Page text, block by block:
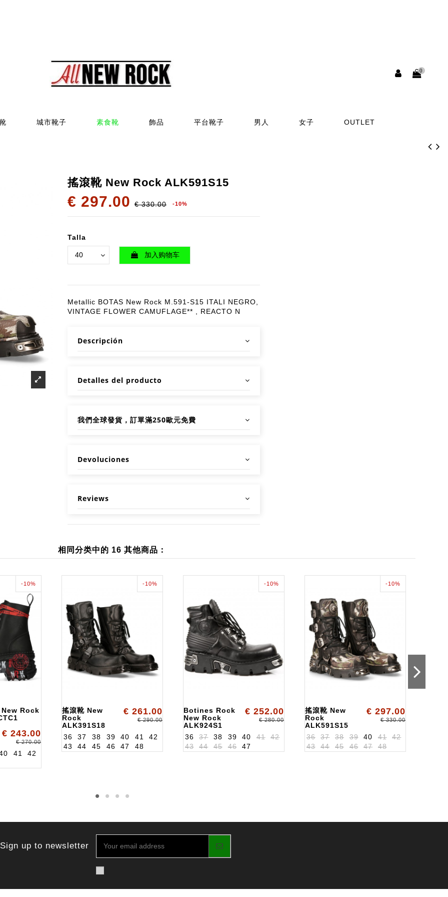
0
城市靴子 素食靴 飾品 平台靴子 男人 女子 OUTLET
搖滾靴 New Rock ALK591S15
€ 297.00 € 330.00 -10%
Talla
加入购物车
Metallic BOTAS New Rock M.591-S15 ITALI NEGRO,
VINTAGE FLOWER CAMUFLAGE** , REACTO N
Descripción
Detalles del producto
我們全球發貨，訂單滿250歐元免費
Devoluciones
Reviews
相同分类中的 16 其他商品：
-10%
Rock
€ 243.00
€ 270.00
41 42
-10%
搖滾靴 New
Rock
ALK391S18
€ 261.00
€ 290.00
36 37 38 39 40 41
42
43
44 45 46 47 48
-10%
Botines Rock
New Rock
ALK924S1
€ 252.00
€ 280.00
36 37 38 39 40 41
42
43
44 45 46 47
-10%
搖滾靴 New
Rock
ALK591S15
€ 297.00
€ 330.00
36 37 38 39 40 41
42
43
44 45 46 47 48
Sign up to newsletter